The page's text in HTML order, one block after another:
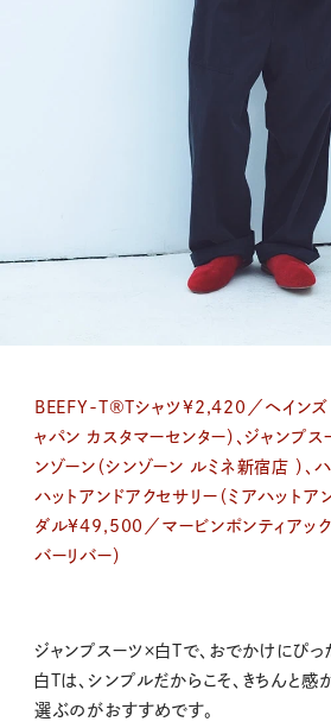
BEEFY-T®Tシャツ¥2,420／ヘインズ
ャパン カスタマーセンター）、ジャン
ンゾーン（シンゾーン ルミネ新宿店 ）
ハットアンドアクセサリー（ミアハットア
ダル¥49,500／マービンポンティアック
バーリバー）
ジャンプスーツ×白Tで、おでかけにぴっ
白Tは、シンプルだからこそ、きちんと感
選ぶのがおすすめです。